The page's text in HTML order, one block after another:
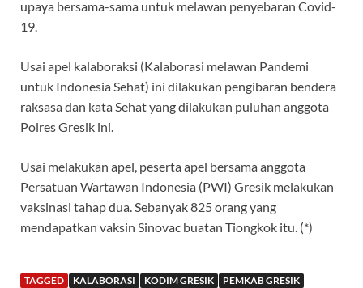
upaya bersama-sama untuk melawan penyebaran Covid-
19.
Usai apel kalaboraksi (Kalaborasi melawan Pandemi
untuk Indonesia Sehat) ini dilakukan pengibaran bendera
raksasa dan kata Sehat yang dilakukan puluhan anggota
Polres Gresik ini.
Usai melakukan apel, peserta apel bersama anggota
Persatuan Wartawan Indonesia (PWI) Gresik melakukan
vaksinasi tahap dua. Sebanyak 825 orang yang
mendapatkan vaksin Sinovac buatan Tiongkok itu. (*)
TAGGED KALABORASI KODIM GRESIK
PEMKAB GRESIK